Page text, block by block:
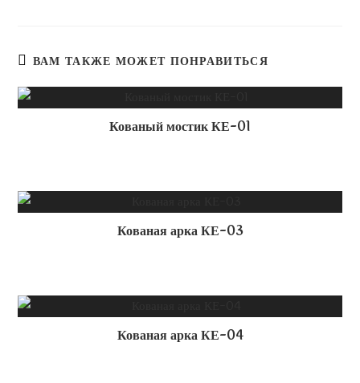
k
i
ВАМ ТАКЖЕ МОЖЕТ ПОНРАВИТЬСЯ
Кованый мостик КЕ-01
Кованая арка КЕ-03
Кованая арка КЕ-04